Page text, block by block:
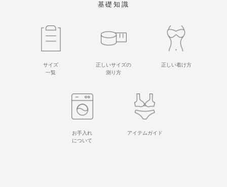
基礎知識
サイズ
一覧
正しいサイズの
測り方
正しい着け方
お手入れ
について
アイテムガイド